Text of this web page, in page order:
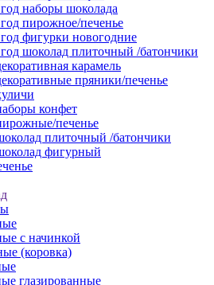
наборы шоколада
пирожное/печенье
фигурки новогодние
шоколад плиточный /батончики
карамель
пряники/печенье
конфет
печенье
плиточный /батончики
фигурный
с начинкой
(коровка)
глазированные